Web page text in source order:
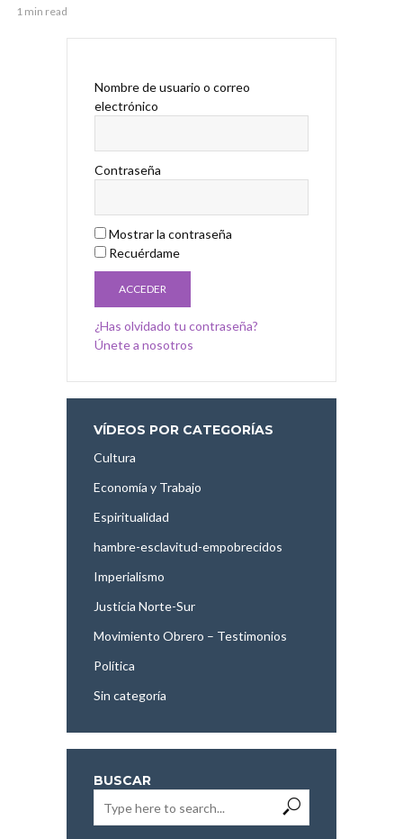
1 min read
Nombre de usuario o correo
electrónico
Contraseña
Mostrar la contraseña
Recuérdame
¿Has olvidado tu contraseña?
Únete a nosotros
VÍDEOS POR CATEGORÍAS
Cultura
Economía y Trabajo
Espiritualidad
hambre-esclavitud-empobrecidos
Imperialismo
Justicia Norte-Sur
Movimiento Obrero – Testimonios
Política
Sin categoría
BUSCAR